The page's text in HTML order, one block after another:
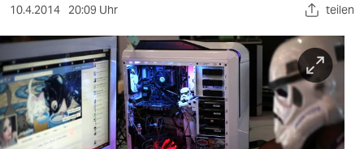
sport
berlin
nord
10.4.2014 20:09 Uhr teilen